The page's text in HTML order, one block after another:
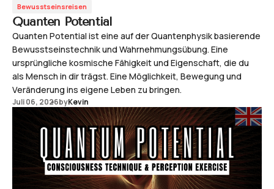
Bewusstseinsreisen
Quanten Potential
Quanten Potential ist eine auf der Quantenphysik basierende
Bewusstseinstechnik und Wahrnehmungsübung. Eine
ursprüngliche kosmische Fähigkeit und Eigenschaft, die du
als Mensch in dir trägst. Eine Möglichkeit, Bewegung und
Veränderung ins eigene Leben zu bringen.
Juli 06, 2026byKevin